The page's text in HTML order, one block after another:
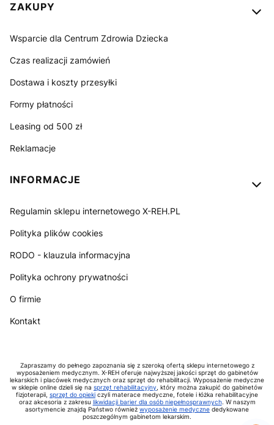
ZAKUPY
Wsparcie dla Centrum Zdrowia Dziecka
Czas realizacji zamówień
Dostawa i koszty przesyłki
Formy płatności
Leasing od 500 zł
Reklamacje
INFORMACJE
Regulamin sklepu internetowego X-REH.PL
Polityka plików cookies
RODO - klauzula informacyjna
Polityka ochrony prywatności
O firmie
Kontakt
Zapraszamy do pełnego zapoznania się z szeroką ofertą sklepu internetowego z
wyposażeniem medycznym. X-REH oferuje najwyższej jakości sprzęt do gabinetów
lekarskich i placówek medycznych oraz sprzęt do rehabilitacji. Wyposażenie medyczne
w sklepie online dzieli się na sprzęt rehabilitacyjny , który można zakupić do gabinetów
fizjoterapii, sprzęt do opieki czyli materace medyczne, fotele i łóżka rehabilitacyjne
oraz akcesoria z zakresu likwidacji barier dla osób niepełnosprawnych. W naszym
asortymencie znajdą Państwo również wyposażenie medyczne dedykowane
poszczególnym gabinetom lekarskim.